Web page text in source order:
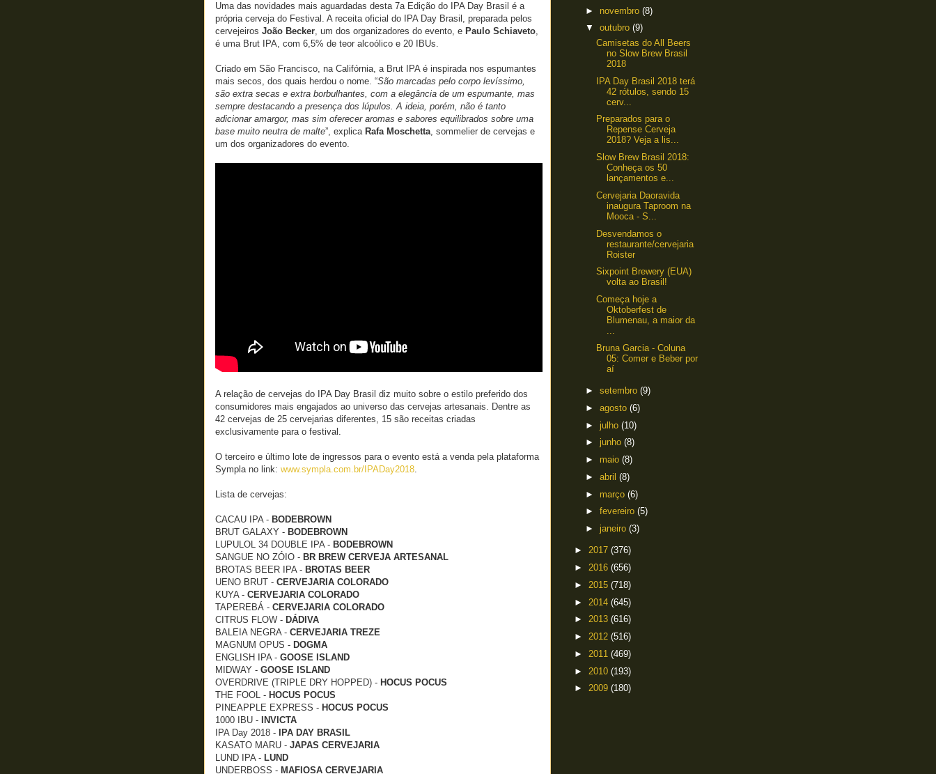
Uma das novidades mais aguardadas desta 7a Edição do IPA Day Brasil é a
própria cerveja do Festival. A receita oficial do IPA Day Brasil, preparada pelos
cervejeiros João Becker, um dos organizadores do evento, e Paulo Schiaveto,
é uma Brut IPA, com 6,5% de teor alcoólico e 20 IBUs.
Criado em São Francisco, na Califórnia, a Brut IPA é inspirada nos espumantes
mais secos, dos quais herdou o nome. “São marcadas pelo corpo levíssimo,
são extra secas e extra borbulhantes, com a elegância de um espumante, mas
sempre destacando a presença dos lúpulos. A ideia, porém, não é tanto
adicionar amargor, mas sim oferecer aromas e sabores equilibrados sobre uma
base muito neutra de malte”, explica Rafa Moschetta, sommelier de cervejas e
um dos organizadores do evento.
A relação de cervejas do IPA Day Brasil diz muito sobre o estilo preferido dos
consumidores mais engajados ao universo das cervejas artesanais. Dentre as
42 cervejas de 25 cervejarias diferentes, 15 são receitas criadas
exclusivamente para o festival.
O terceiro e último lote de ingressos para o evento está a venda pela plataforma
Sympla no link: www.sympla.com.br/IPADay2018.
Lista de cervejas:
CACAU IPA - BODEBROWN
BRUT GALAXY - BODEBROWN
LUPULOL 34 DOUBLE IPA - BODEBROWN
SANGUE NO ZÓIO - BR BREW CERVEJA ARTESANAL
BROTAS BEER IPA - BROTAS BEER
UENO BRUT - CERVEJARIA COLORADO
KUYA - CERVEJARIA COLORADO
TAPEREBÁ - CERVEJARIA COLORADO
CITRUS FLOW - DÁDIVA
BALEIA NEGRA - CERVEJARIA TREZE
MAGNUM OPUS - DOGMA
ENGLISH IPA - GOOSE ISLAND
MIDWAY - GOOSE ISLAND
OVERDRIVE (TRIPLE DRY HOPPED) - HOCUS POCUS
THE FOOL - HOCUS POCUS
PINEAPPLE EXPRESS - HOCUS POCUS
1000 IBU -
INVICTA
IPA Day 2018 -
IPA DAY BRASIL
KASATO MARU - JAPAS CERVEJARIA
LUND IPA - LUND
UNDERBOSS - MAFIOSA CERVEJARIA
► novembro (8)
▼ outubro (9)
Camisetas do All Beers
no Slow Brew Brasil
2018
IPA Day Brasil 2018 terá
42 rótulos, sendo 15
cerv...
Preparados para o
Repense Cerveja
2018? Veja a lis...
Slow Brew Brasil 2018:
Conheça os 50
lançamentos e...
Cervejaria Daoravida
inaugura Taproom na
Mooca - S...
Desvendamos o
restaurante/cervejaria
Roister
Sixpoint Brewery (EUA)
volta ao Brasil!
Começa hoje a
Oktoberfest de
Blumenau, a maior da
...
Bruna Garcia - Coluna
05: Comer e Beber por
aí
► setembro (9)
► agosto (6)
► julho (10)
► junho (8)
► maio (8)
► abril (8)
► março (6)
► fevereiro (5)
► janeiro (3)
► 2017 (376)
► 2016 (656)
► 2015 (718)
► 2014 (645)
► 2013 (616)
► 2012 (516)
► 2011 (469)
► 2010 (193)
► 2009 (180)